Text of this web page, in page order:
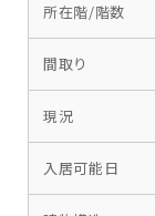
所在階/階数
間取り
現況
入居可能日